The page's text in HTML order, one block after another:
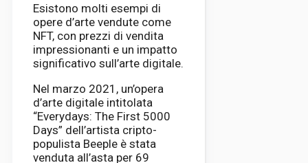
Esistono molti esempi di
opere d’arte vendute come
NFT, con prezzi di vendita
impressionanti e un impatto
significativo sull’arte digitale.
Nel marzo 2021, un’opera
d’arte digitale intitolata
“Everydays: The First 5000
Days” dell’artista cripto-
populista Beeple è stata
venduta all’asta per 69